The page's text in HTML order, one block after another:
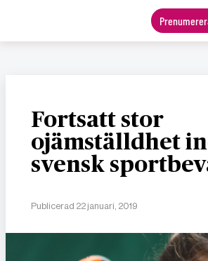
Fortsatt stor
ojämställdhet
svensk
Publicerad 22 januari, 2019